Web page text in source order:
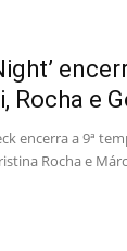
Rocha e
encerra a 9ª
Rocha e